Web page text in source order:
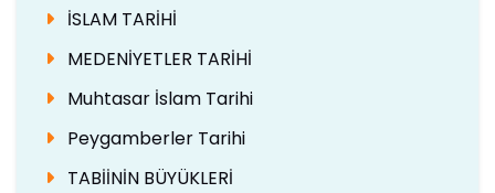
İSLAM TARİHİ
MEDENİYETLER TARİHİ
Muhtasar İslam Tarihi
Peygamberler Tarihi
TABİİNİN BÜYÜKLERİ